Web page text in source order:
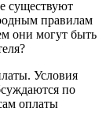
существуют
правилам
они могут быть
Условия
по
оплаты